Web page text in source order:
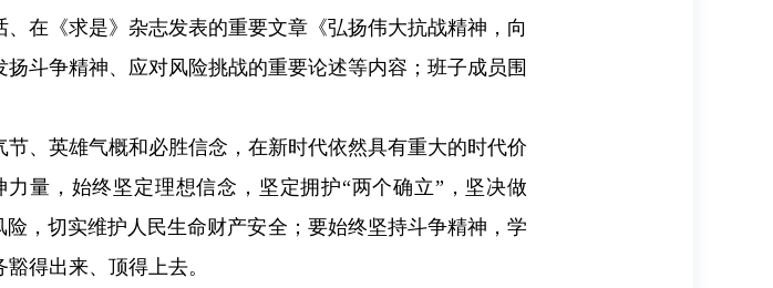
在《求是》杂志发表的重要文章《弘扬伟大抗战精神，向
斗争精神、应对风险挑战的重要论述等内容；班子成员围
、英雄气概和必胜信念，在新时代依然具有重大的时代价
量，始终坚定理想信念，坚定拥护“两个确立”，坚决做
，切实维护人民生命财产安全；要始终坚持斗争精神，学
得出来、顶得上去。